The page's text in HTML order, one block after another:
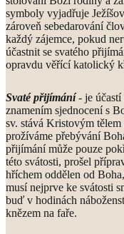
symboly vyjadřuje
zároveň sebedarování
každý zájemce, pokud
účastnit se svatého
opravdu věřící katolický
Svaté přijímání- je
znamením sjednocení s
sv. stává Kristovým
prožíváme přebývání
přijímání může pouze
této svátosti, prošel
hříchem oddělen od
musí nejprve ke svátosti
buď v hodinách
knězem na faře.